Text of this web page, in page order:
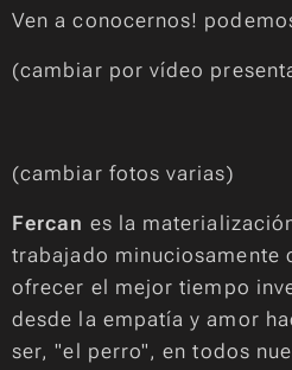
Ven a conocernos!
(cambiar por vídeo
(cambiar fotos varias)
Fercan es la
trabajado minuciosamente
ofrecer el mejor tiempo
desde la empatía y amor
ser, "el perro", en todos